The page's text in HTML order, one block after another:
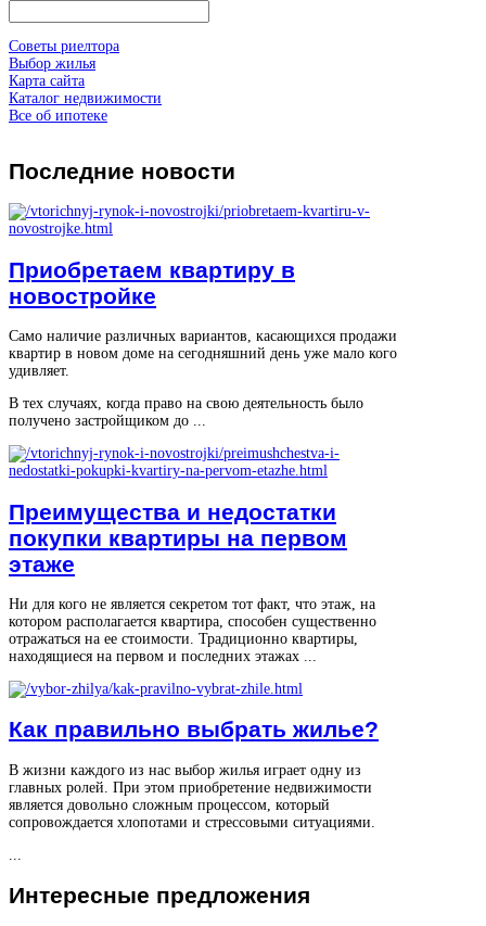
Советы риелтора
Выбор жилья
Карта сайта
Каталог недвижимости
Все об ипотеке
Последние новости
Приобретаем квартиру в
новостройке
Само наличие различных вариантов, касающихся продажи
квартир в новом доме на сегодняшний день уже мало кого
удивляет.
В тех случаях, когда право на свою деятельность было
получено застройщиком до ...
Преимущества и недостатки
покупки квартиры на первом
этаже
Ни для кого не является секретом тот факт, что этаж, на
котором располагается квартира, способен существенно
отражаться на ее стоимости. Традиционно квартиры,
находящиеся на первом и последних этажах ...
Как правильно выбрать жилье?
В жизни каждого из нас выбор жилья играет одну из
главных ролей. При этом приобретение недвижимости
является довольно сложным процессом, который
сопровождается хлопотами и стрессовыми ситуациями.
Интересные предложения